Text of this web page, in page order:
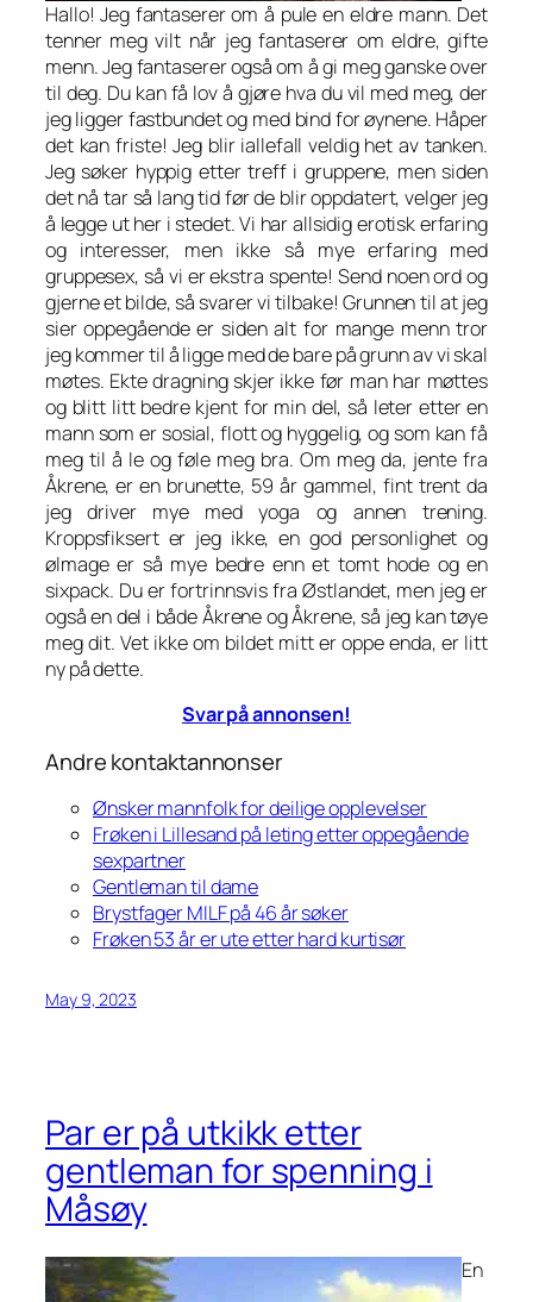
Hallo! Jeg fantaserer om å pule en eldre mann. Det
tenner meg vilt når jeg fantaserer om eldre, gifte
menn. Jeg fantaserer også om å gi meg ganske over
til deg. Du kan få lov å gjøre hva du vil med meg, der
jeg ligger fastbundet og med bind for øynene. Håper
det kan friste! Jeg blir iallefall veldig het av tanken.
Jeg søker hyppig etter treff i gruppene, men siden
det nå tar så lang tid før de blir oppdatert, velger jeg
å legge ut her i stedet. Vi har allsidig erotisk erfaring
og interesser, men ikke så mye erfaring med
gruppesex, så vi er ekstra spente! Send noen ord og
gjerne et bilde, så svarer vi tilbake! Grunnen til at jeg
sier oppegående er siden alt for mange menn tror
jeg kommer til å ligge med de bare på grunn av vi skal
møtes. Ekte dragning skjer ikke før man har møttes
og blitt litt bedre kjent for min del, så leter etter en
mann som er sosial, flott og hyggelig, og som kan få
meg til å le og føle meg bra. Om meg da, jente fra
Åkrene, er en brunette, 59 år gammel, fint trent da
jeg driver mye med yoga og annen trening.
Kroppsfiksert er jeg ikke, en god personlighet og
ølmage er så mye bedre enn et tomt hode og en
sixpack. Du er fortrinnsvis fra Østlandet, men jeg er
også en del i både Åkrene og Åkrene, så jeg kan tøye
meg dit. Vet ikke om bildet mitt er oppe enda, er litt
ny på dette.
Svar på annonsen!
Andre kontaktannonser
Ønsker mannfolk for deilige opplevelser
Frøken i Lillesand på leting etter oppegående
sexpartner
Gentleman til dame
Brystfager MILF på 46 år søker
Frøken 53 år er ute etter hard kurtisør
May 9, 2023
Par er på utkikk etter
gentleman for spenning i
Måsøy
En